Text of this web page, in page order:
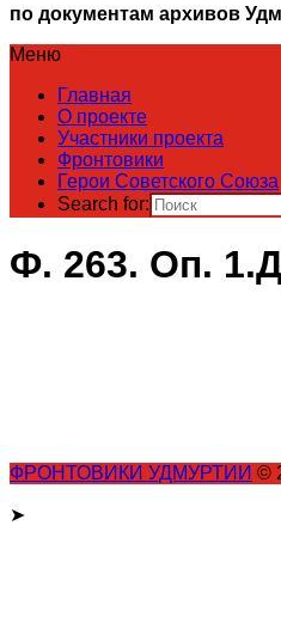
по документам архивов
Меню
Главная
О проекте
Участники проекта
Фронтовики
Герои Советского Союза
Search for:
Ф. 263. Оп.
ФРОНТОВИКИ УДМУРТИИ ©
➤